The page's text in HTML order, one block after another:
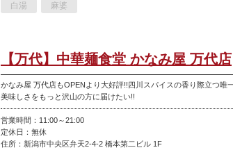
白湯
麻婆
【万代】中華麺食堂 かなみ屋 万代店
かなみ屋 万代店もOPENより大好評!!四川スパイスの香り際立つ唯
美味しさをもっと沢山の方に届けたい!!
営業時間：11:00～21:00
定休日：無休
住所：新潟市中央区弁天2-4-2 橋本第二ビル 1F